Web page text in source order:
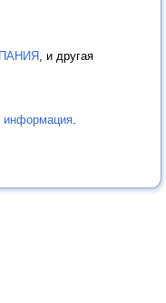
, и другая
информация